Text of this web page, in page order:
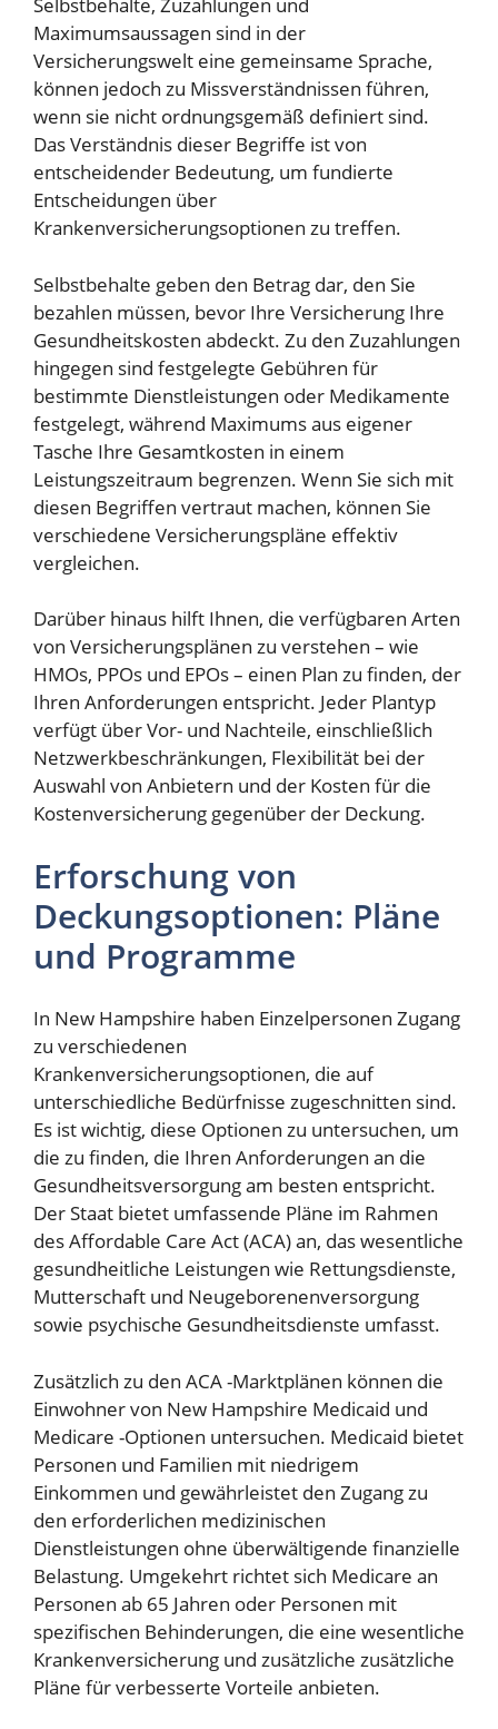
Selbstbehalte, Zuzahlungen und
Maximumsaussagen sind in der
Versicherungswelt eine gemeinsame Sprache,
können jedoch zu Missverständnissen führen,
wenn sie nicht ordnungsgemäß definiert sind.
Das Verständnis dieser Begriffe ist von
entscheidender Bedeutung, um fundierte
Entscheidungen über
Krankenversicherungsoptionen zu treffen.
Selbstbehalte geben den Betrag dar, den Sie
bezahlen müssen, bevor Ihre Versicherung Ihre
Gesundheitskosten abdeckt. Zu den Zuzahlungen
hingegen sind festgelegte Gebühren für
bestimmte Dienstleistungen oder Medikamente
festgelegt, während Maximums aus eigener
Tasche Ihre Gesamtkosten in einem
Leistungszeitraum begrenzen. Wenn Sie sich mit
diesen Begriffen vertraut machen, können Sie
verschiedene Versicherungspläne effektiv
vergleichen.
Darüber hinaus hilft Ihnen, die verfügbaren Arten
von Versicherungsplänen zu verstehen – wie
HMOs, PPOs und EPOs – einen Plan zu finden, der
Ihren Anforderungen entspricht. Jeder Plantyp
verfügt über Vor- und Nachteile, einschließlich
Netzwerkbeschränkungen, Flexibilität bei der
Auswahl von Anbietern und der Kosten für die
Kostenversicherung gegenüber der Deckung.
Erforschung von
Deckungsoptionen: Pläne
und Programme
In New Hampshire haben Einzelpersonen Zugang
zu verschiedenen
Krankenversicherungsoptionen, die auf
unterschiedliche Bedürfnisse zugeschnitten sind.
Es ist wichtig, diese Optionen zu untersuchen, um
die zu finden, die Ihren Anforderungen an die
Gesundheitsversorgung am besten entspricht.
Der Staat bietet umfassende Pläne im Rahmen
des Affordable Care Act (ACA) an, das wesentliche
gesundheitliche Leistungen wie Rettungsdienste,
Mutterschaft und Neugeborenenversorgung
sowie psychische Gesundheitsdienste umfasst.
Zusätzlich zu den ACA -Marktplänen können die
Einwohner von New Hampshire Medicaid und
Medicare -Optionen untersuchen. Medicaid bietet
Personen und Familien mit niedrigem
Einkommen und gewährleistet den Zugang zu
den erforderlichen medizinischen
Dienstleistungen ohne überwältigende finanzielle
Belastung. Umgekehrt richtet sich Medicare an
Personen ab 65 Jahren oder Personen mit
spezifischen Behinderungen, die eine wesentliche
Krankenversicherung und zusätzliche zusätzliche
Pläne für verbesserte Vorteile anbieten.